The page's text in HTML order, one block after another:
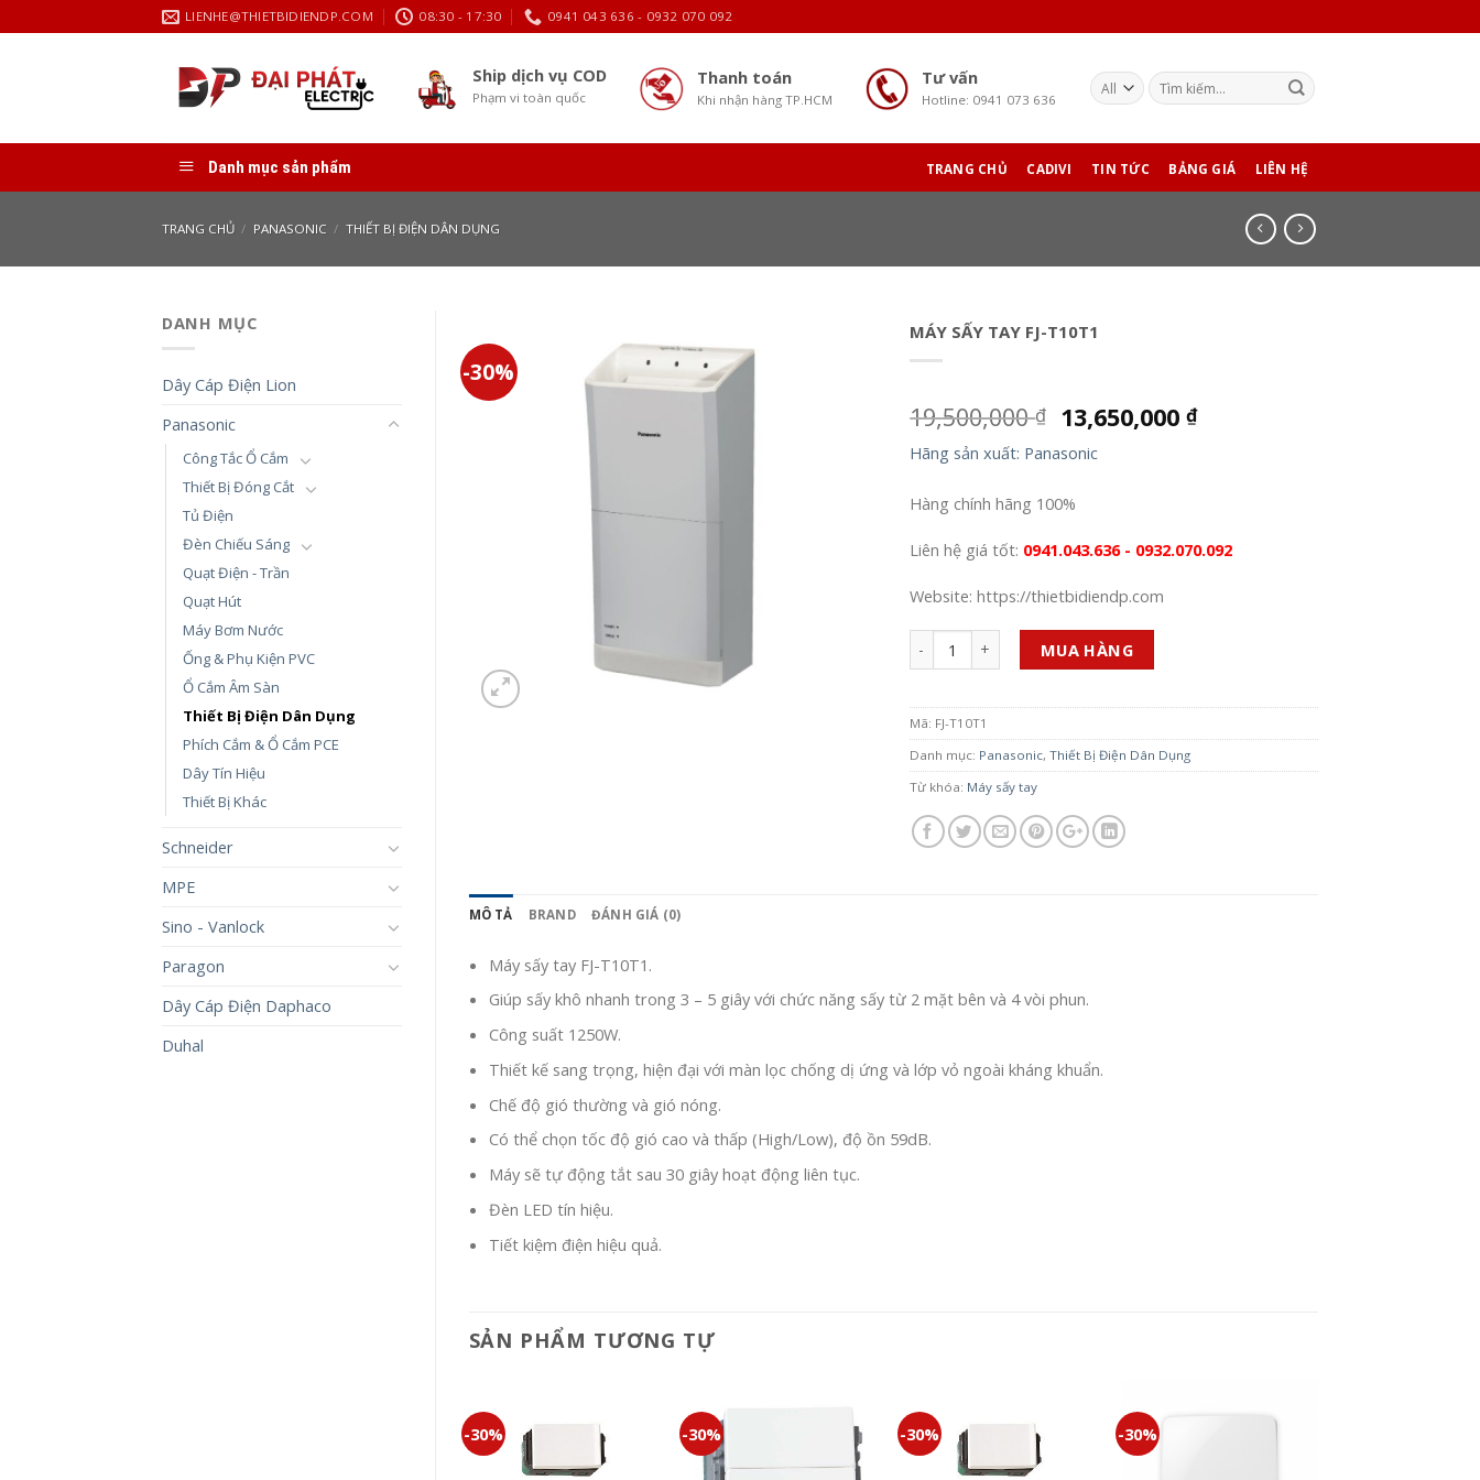
to
LIENHE@THIETBIDIENDP.COM 08:30 - 17:30 0941 043 636 - 0932 070 092
Ship dịch vụ COD
Phạm vi toàn quốc
Thanh toán
Khi nhận hàng TP.HCM
Tư vấn
Hotline: 0941 073 636
Danh mục sản phẩm TRANG CHỦ CADIVI TIN TỨC BẢNG GIÁ LIÊN HỆ
TRANG CHỦ / PANASONIC / THIẾT BỊ ĐIỆN DÂN DỤNG
DANH MỤC
Dây Cáp Điện Lion
Panasonic
Công Tắc Ổ Cắm
Thiết Bị Đóng Cắt
Tủ Điện
Đèn Chiếu Sáng
Quạt Điện - Trần
Quạt Hút
Máy Bơm Nước
Ống & Phụ Kiện PVC
Ổ Cắm Âm Sàn
Thiết Bị Điện Dân Dụng
Phích Cắm & Ổ Cắm PCE
Dây Tín Hiệu
Thiết Bị Khác
Schneider
MPE
Sino - Vanlock
Paragon
Dây Cáp Điện Daphaco
Duhal
-30%
MÁY SẤY TAY FJ-T10T1
19,500,000₫ 13,650,000 ₫
Hãng sản xuất: Panasonic
Hàng chính hãng 100%
Liên hệ giá tốt: 0941.043.636 - 0932.070.092
Website: https://thietbidiendp.com
MUA HÀNG
Mã: FJ-T10T1
Danh mục: Panasonic,Thiết Bị Điện Dân Dụng
Từ khóa: Máy sấy tay
MÔ TẢ BRAND ĐÁNH GIÁ (0)
Máy sấy tay FJ-T10T1.
Giúp sấy khô nhanh trong 3 – 5 giây với chức năng sấy từ 2 mặt bên và 4 vòi phun.
Công suất 1250W.
Thiết kế sang trọng, hiện đại với màn lọc chống dị ứng và lớp vỏ ngoài kháng khuẩn.
Chế độ gió thường và gió nóng.
Có thể chọn tốc độ gió cao và thấp (High/Low), độ ồn 59dB.
Máy sẽ tự động tắt sau 30 giây hoạt động liên tục.
Đèn LED tín hiệu.
Tiết kiệm điện hiệu quả.
SẢN PHẨM TƯƠNG TỰ
-30% -30% -30% -30%